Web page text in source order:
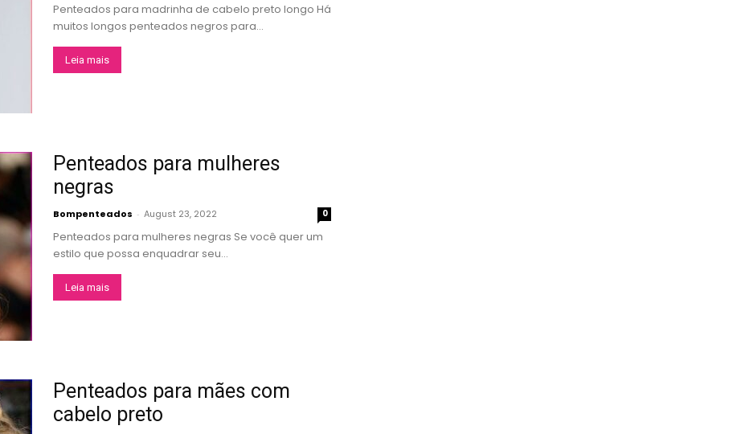
Penteados para madrinha de cabelo preto longo Há
muitos longos penteados negros para...
Leia mais
Penteados para mulheres
negras
Bompenteados - August 23, 2022 0
Penteados para mulheres negras Se você quer um
estilo que possa enquadrar seu...
Leia mais
Penteados para mães com
cabelo preto